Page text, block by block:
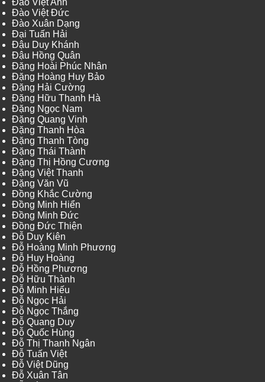
Đào Việt Đức
Đào Xuân Dạng
Đại Tuấn Hải
Đậu Duy Khánh
Đậu Hồng Quân
Đặng Hoài Phúc Nhân
Đặng Hoàng Huy Bảo
Đặng Hải Cường
Đặng Hữu Thanh Hà
Đặng Ngọc Nam
Đặng Quang Vinh
Đặng Thanh Hòa
Đặng Thanh Tòng
Đặng Thái Thành
Đặng Thị Hồng Cương
Đặng Việt Thanh
Đặng Văn Vũ
Đồng Khắc Cường
Đồng Minh Hiển
Đồng Minh Đức
Đồng Đức Thiện
Đỗ Duy Kiên
Đỗ Hoàng Minh Phương
Đỗ Huy Hoàng
Đỗ Hồng Phương
Đỗ Hữu Thành
Đỗ Minh Hiếu
Đỗ Ngọc Hải
Đỗ Ngọc Thắng
Đỗ Quang Duy
Đỗ Quốc Hùng
Đỗ Thị Thanh Ngân
Đỗ Tuấn Việt
Đỗ Việt Dũng
Đỗ Xuân Tân